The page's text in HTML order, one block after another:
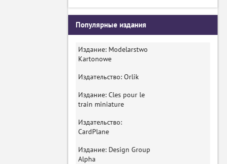
Популярные издания
Издание: Modelarstwo
Kartonowe
Издательство: Orlik
Издание: Cles pour le
train miniature
Издательство:
CardPlane
Издание: Design Group
Alpha